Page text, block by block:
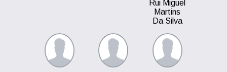
Rui Miguel
Martins
Da Silva